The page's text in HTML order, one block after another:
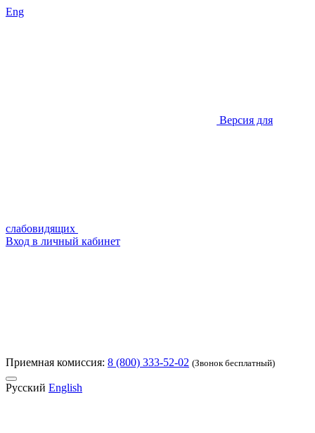
Eng
Версия для
слабовидящих
Вход в личный кабинет
Приемная комиссия: 8 (800) 333-52-02 (Звонок бесплатный)
Русский English